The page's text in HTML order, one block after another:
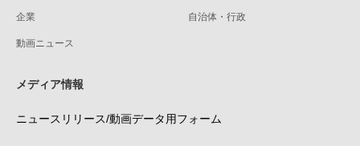
企業 自治体・行政
動画ニュース
メディア情報
ニュースリリース/動画データ用フォーム